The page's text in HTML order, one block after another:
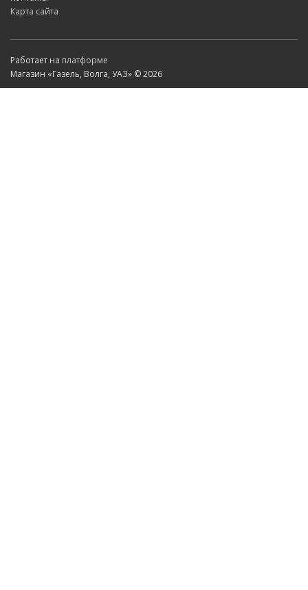
Карта сайта
Работает на платформе
Магазин «Газель, Волга, УАЗ» © 2026